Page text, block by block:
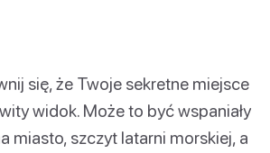
się, że Twoje sekretne miejsce
widok. Może to być wspaniały
miasto, szczyt latarni morskiej, a